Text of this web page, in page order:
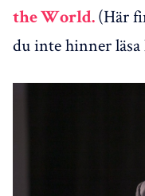
the World. (Här
du inte hinner läsa